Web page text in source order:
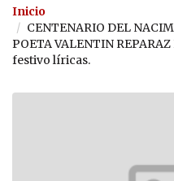
Inicio
CENTENARIO DEL
POETA VALENTIN
festivo líricas.